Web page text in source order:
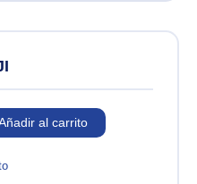
al carrito